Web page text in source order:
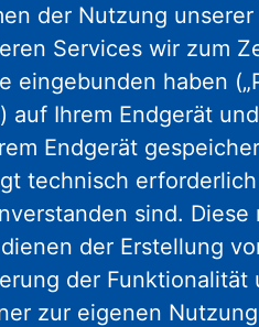
Siehier.
der Nutzung
Services wir zum
eingebunden haben
auf Ihrem Endgerät
Endgerät
technisch
sind.
der Erstellung
der
zur eigenen